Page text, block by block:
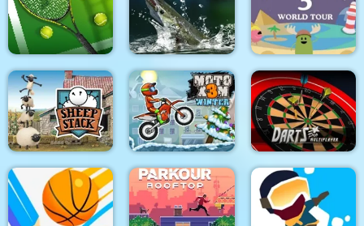
Gym Shark Woman Power Badminton Blocku Golf
Tennis Open 2022 Summer lake
Dumb Ways to Die 3
World Tour
Shaun The Sheep
Sheep Stack
Moto X3M 4 Winter Darts Pro Multiplayer